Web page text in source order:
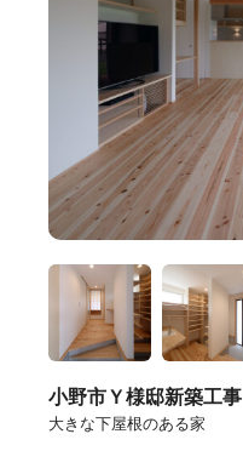
小野市Ｙ様邸新築工事
大きな下屋根のある家